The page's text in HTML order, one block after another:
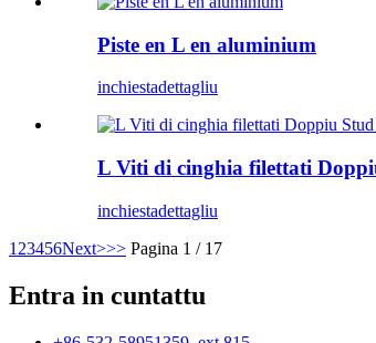
Piste en L en aluminium
inchiestadettagliu
L Viti di cinghia filettati
inchiestadettagliu
1 23456Next>>> Pagina 1 / 17
Entra in cuntattu